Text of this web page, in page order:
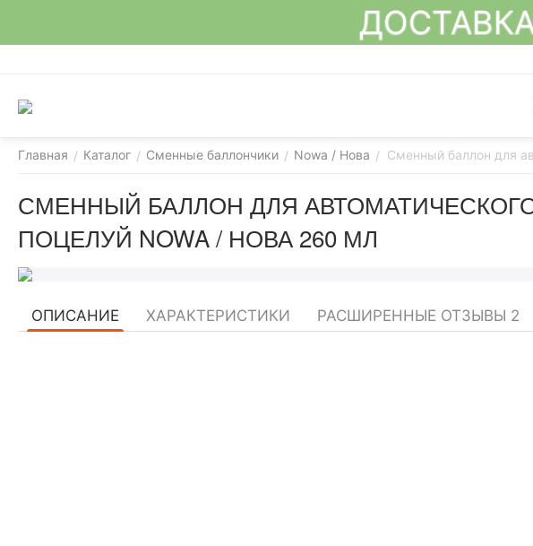
Главная / Каталог / Сменные баллончики / Nowa / Нова / Сменный баллон для
СМЕННЫЙ БАЛЛОН ДЛЯ
ПОЦЕЛУЙ NOWA / НОВА 260 МЛ
ОПИСАНИЕ ХАРАКТЕРИСТИКИ РАСШИРЕННЫЕ ОТЗЫВЫ 2